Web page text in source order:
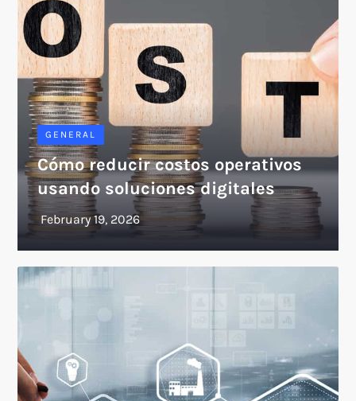
GENERAL
Cómo reducir costos operativos
usando soluciones digitales